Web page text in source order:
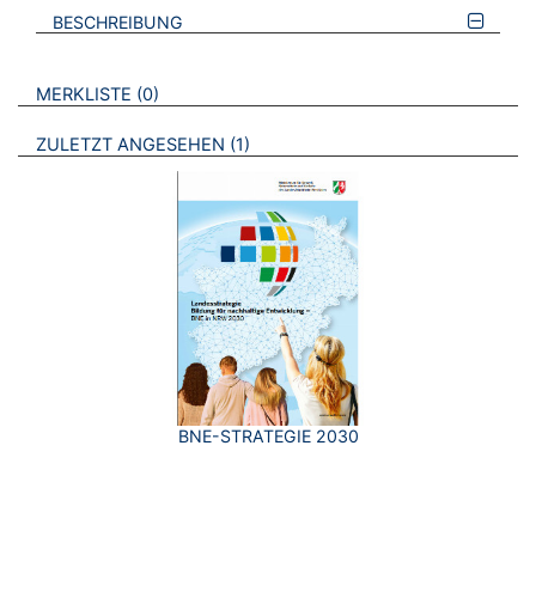
BESCHREIBUNG
VERWEISE AUF VERMERKTE- ODER ZULETZT ANGESEHENE
MERKLISTE 0 BROSCHÜREN
ZULETZT ANGESEHEN 1 BROSCHÜREN
BNE-STRATEGIE 2030